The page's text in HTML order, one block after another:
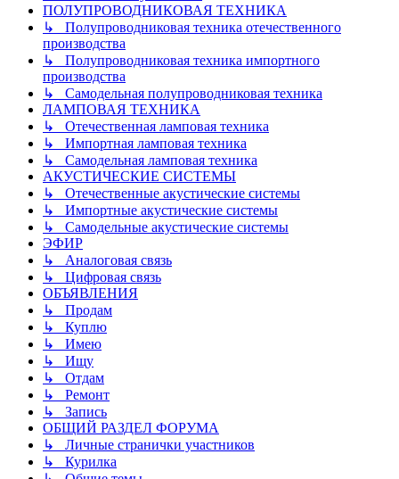
ПОЛУПРОВОДНИКОВАЯ ТЕХНИКА
↳ Полупроводниковая техника отечественного
производства
↳ Полупроводниковая техника импортного
производства
↳ Самодельная полупроводниковая техника
ЛАМПОВАЯ ТЕХНИКА
↳ Отечественная ламповая техника
↳ Импортная ламповая техника
↳ Самодельная ламповая техника
АКУСТИЧЕСКИЕ СИСТЕМЫ
↳ Отечественные акустические системы
↳ Импортные акустические системы
↳ Самодельные акустические системы
ЭФИР
↳ Аналоговая связь
↳ Цифровая связь
ОБЪЯВЛЕНИЯ
↳ Продам
↳ Куплю
↳ Имею
↳ Ищу
↳ Отдам
↳ Ремонт
↳ Запись
ОБЩИЙ РАЗДЕЛ ФОРУМА
↳ Личные странички участников
↳ Курилка